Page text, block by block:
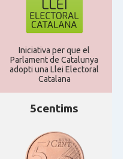
de Munic
Salon, e. V.
de Catalunya a
de Catalunya a
Iniciativa per que el
Parlament de Catalunya
adopti una Llei Electoral
Catalana
5centims